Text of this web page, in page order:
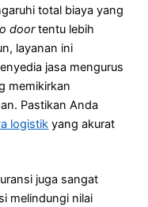
total biaya yang
doortentu lebih
layanan ini
jasa mengurus
memikirkan
Pastikan Anda
logistik yang akurat
juga sangat
melindungi nilai